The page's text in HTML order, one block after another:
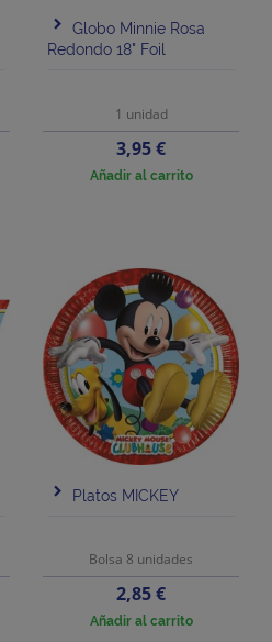
Globo Minnie Rosa
Redondo 18" Foil
1 unidad
Precio
3,95 €
Añadir al carrito
Platos MICKEY
Bolsa 8 unidades
Precio
2,85 €
Añadir al carrito